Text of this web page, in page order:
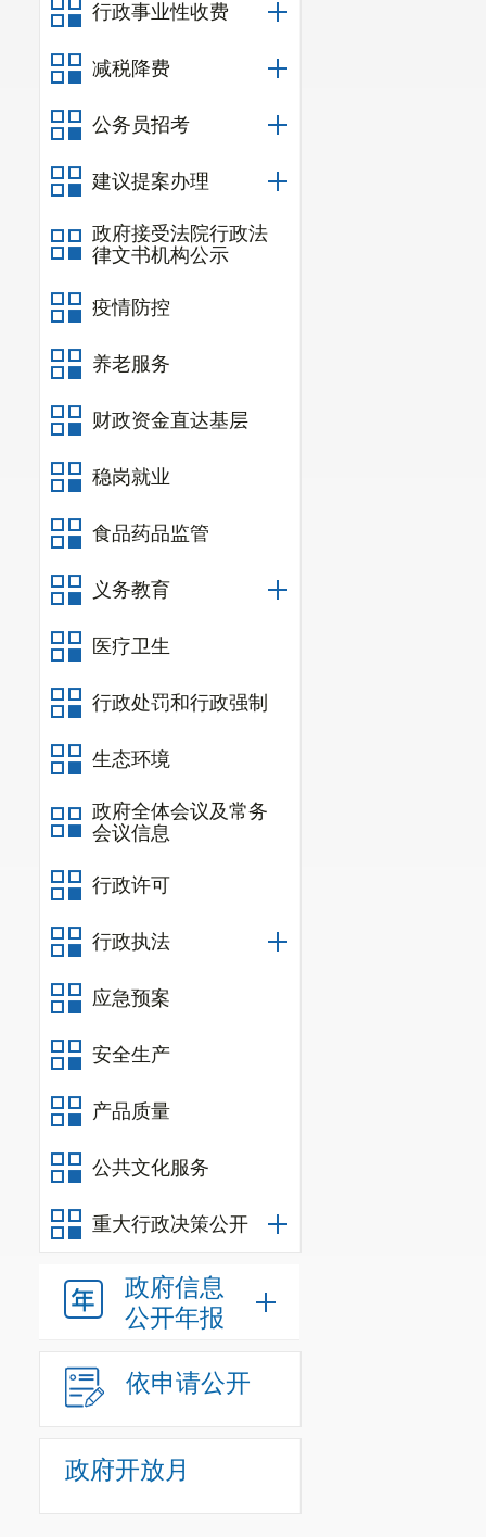
行政事业性收费
减税降费
公务员招考
建议提案办理
政府接受法院行政法
律文书机构公示
疫情防控
养老服务
财政资金直达基层
稳岗就业
食品药品监管
义务教育
医疗卫生
行政处罚和行政强制
生态环境
政府全体会议及常务
会议信息
行政许可
行政执法
应急预案
安全生产
产品质量
公共文化服务
重大行政决策公开
政府信息
公开年报
依申请公开
政府开放月